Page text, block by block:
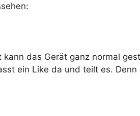
das Gerät ganz normal
ein Like da und teilt es. Denn